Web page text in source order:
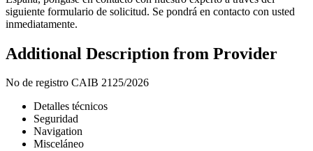
siguiente formulario de solicitud. Se pondrá en contacto con usted
inmediatamente.
Additional Description from Provider
No de registro CAIB 2125/2026
Detalles técnicos
Seguridad
Navigation
Misceláneo